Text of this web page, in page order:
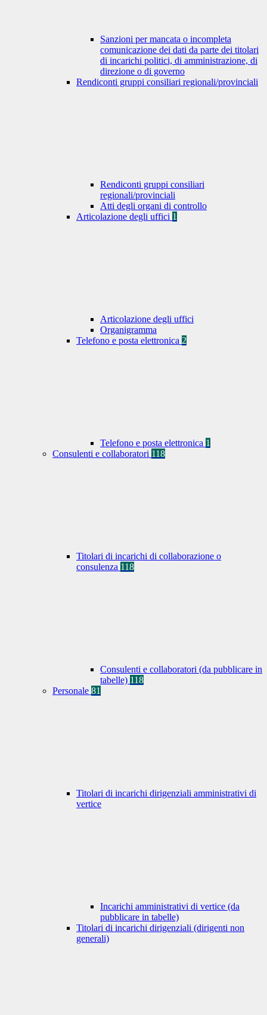
Sanzioni per mancata o incompleta
comunicazione dei dati da parte dei titolari
di incarichi politici, di amministrazione, di
direzione o di governo
Rendiconti gruppi consiliari regionali/provinciali
Rendiconti gruppi consiliari
regionali/provinciali
Atti degli organi di controllo
Articolazione degli uffici 1
Articolazione degli uffici
Organigramma
Telefono e posta elettronica 2
Telefono e posta elettronica 1
Consulenti e collaboratori 118
Titolari di incarichi di collaborazione o
consulenza 118
Consulenti e collaboratori (da pubblicare in
tabelle) 118
Personale 81
Titolari di incarichi dirigenziali amministrativi di
vertice
Incarichi amministrativi di vertice (da
pubblicare in tabelle)
Titolari di incarichi dirigenziali (dirigenti non
generali)